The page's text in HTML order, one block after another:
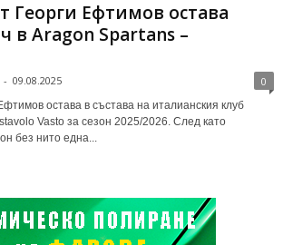
Георги Ефтимов остава
в Aragon Spartans –
- 09.08.2025 0
остава в състава на италианския клуб
Vasto за сезон 2025/2026. След като
без нито една...